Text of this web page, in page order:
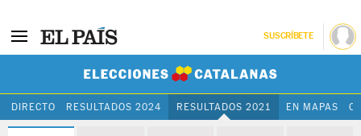
SUSCRÍBETE
DIRECTO RESULTADOS 2024 RESULTADOS 2021 EN MAPAS